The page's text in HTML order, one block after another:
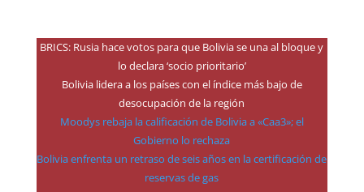
BRICS: Rusia hace votos para que Bolivia se una al bloque y
lo declara ‘socio prioritario’
Bolivia lidera a los países con el índice más bajo de
desocupación de la región
Moodys rebaja la calificación de Bolivia a «Caa3»; el
Gobierno lo rechaza
Bolivia enfrenta un retraso de seis años en la certificación de
reservas de gas